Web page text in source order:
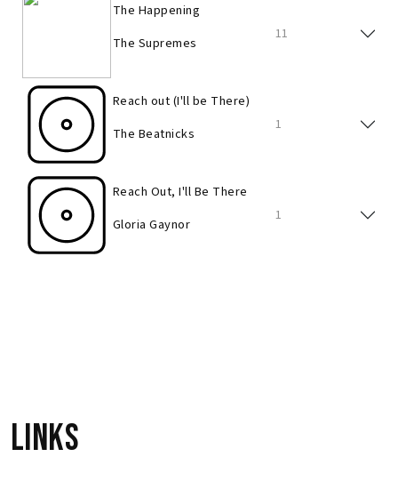
The Happening
The Supremes
11
Reach out (I'll be There)
The Beatnicks
1
Reach Out, I'll Be There
Gloria Gaynor
1
Links